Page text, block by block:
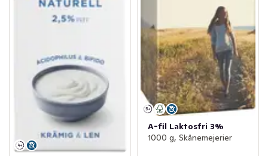
A-fil Laktosfri 3%
1000 g, Skånemejerier